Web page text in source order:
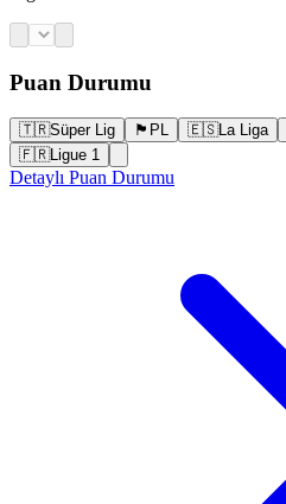
Puan Durumu
🇹🇷Süper Lig 🏴󠁧󠁢󠁥󠁮󠁧󠁿 PL 🇪🇸La Liga
🇫🇷Ligue 1
Detaylı Puan Durumu